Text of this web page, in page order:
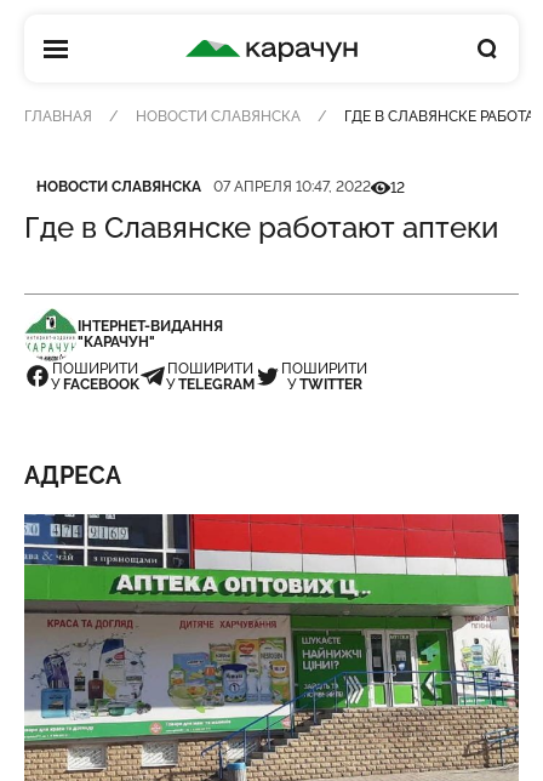
КАРАЧУН
ГЛАВНАЯ НОВОСТИ СЛАВЯНСКА ГДЕ В СЛАВЯНСКЕ
Категория
НОВОСТИ СЛАВЯНСКА
Дата публикации 07 АПРЕЛЯ 10:47, 2022Кількість переглядів
12
Где в Славянске работают аптеки
ІНТЕРНЕТ-ВИДАННЯ
"КАРАЧУН"
ПОШИРИТИ
У FACEBOOK
ПОШИРИТИ
УTELEGRAM
ПОШИРИТИ
УTWITTER
АДРЕСА